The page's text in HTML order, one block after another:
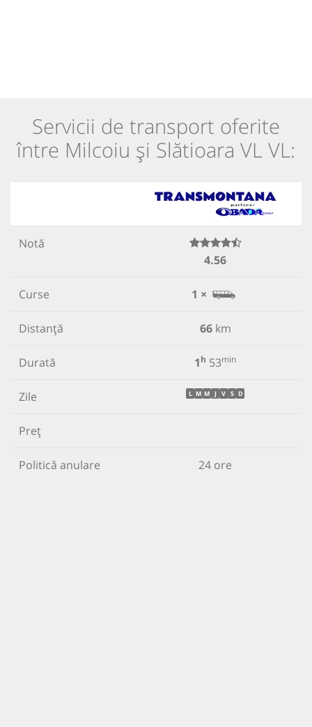
Servicii de transport oferite
între Milcoiu și Slătioara VL VL:
Notă
4.56
Curse 1 ×
Distanță 66km
Durată 1h 53min
Zile L M M J V S D
Preț
Politică anulare 24 ore